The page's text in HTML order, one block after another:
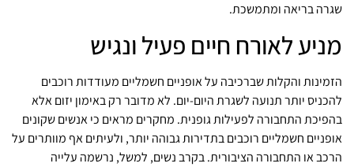
שגרה בריאה ומתמשכת.
מניע לאורח חיים פעיל ונגיש
הזמינות והקלות שברכיבה על אופניים חשמליים מעודדות רוכבים
להכניס יותר תנועה לשגרת היום-יום. לא מדובר רק באימון יזום אלא
בהפיכת התחבורה לפעילות גופנית. מחקרים מראים כי אנשים שקונים
אופניים חשמליים רוכבים בתדירות גבוהה יותר, ולעיתים אף מוותרים על
הרכב או התחבורה הציבורית. בקרב נשים, למשל, נרשמה עלייה